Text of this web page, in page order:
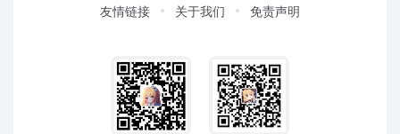
友情链接
关于我们 免责声明